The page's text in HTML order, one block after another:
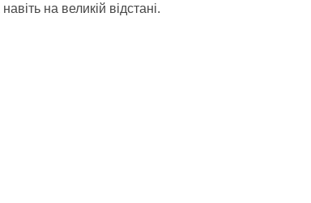
на великій відстані.